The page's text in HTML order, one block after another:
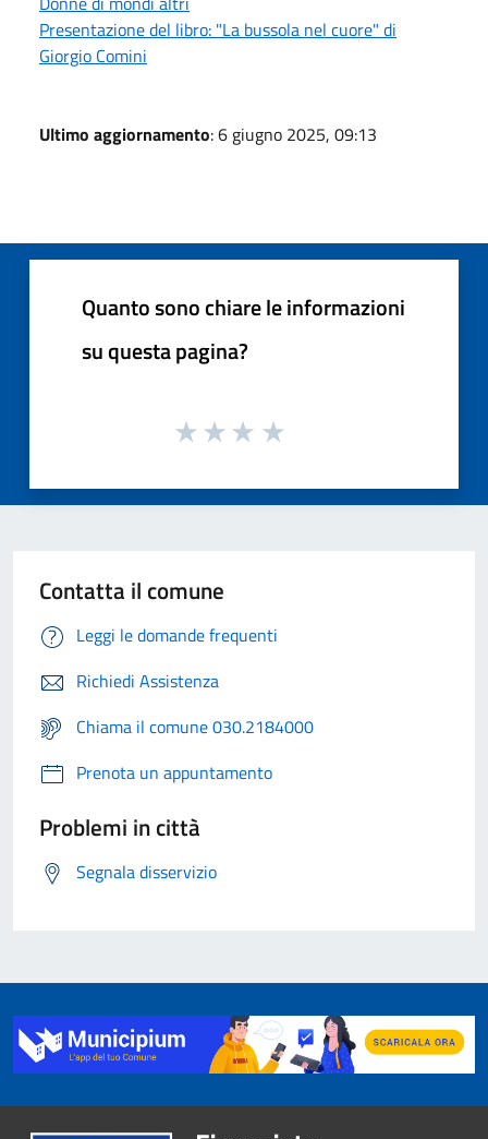
Presentazione del libro: "La bussola nel cuore" di
Giorgio Comini
Ultimo aggiornamento: 6 giugno 2025, 09:13
Quanto sono chiare le informazioni
su questa pagina?
Contatta il comune
Leggi le domande frequenti
Richiedi Assistenza
Chiama il comune 030.2184000
Prenota un appuntamento
Problemi in città
Segnala disservizio